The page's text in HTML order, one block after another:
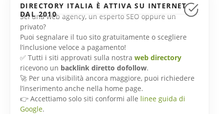
DIRECTORY ITALIA È ATTIVA SU INTERNET
DAL 2010
Sei una web agency, un esperto SEO oppure un
privato?
Puoi segnalare il tuo sito gratuitamente o scegliere
l’inclusione veloce a pagamento!
✅ Tutti i siti approvati sulla nostra web directory
ricevono un backlink diretto dofollow.
🚀 Per una visibilità ancora maggiore, puoi richiedere
l’inserimento anche nella home page.
👉 Accettiamo solo siti conformi alle linee guida di
Google.